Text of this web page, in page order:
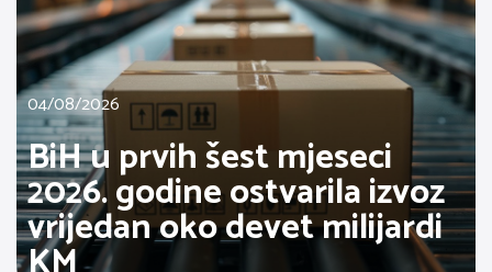
04/08/2026
BiH u prvih šest mjeseci
2026. godine ostvarila izvoz
vrijedan oko devet milijardi